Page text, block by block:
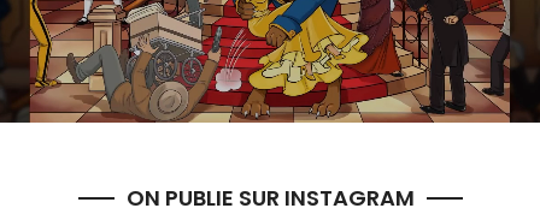
ON PUBLIE SUR INSTAGRAM